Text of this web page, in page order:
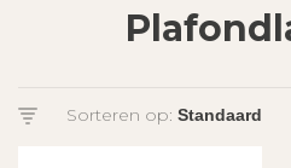
Sorteren op: